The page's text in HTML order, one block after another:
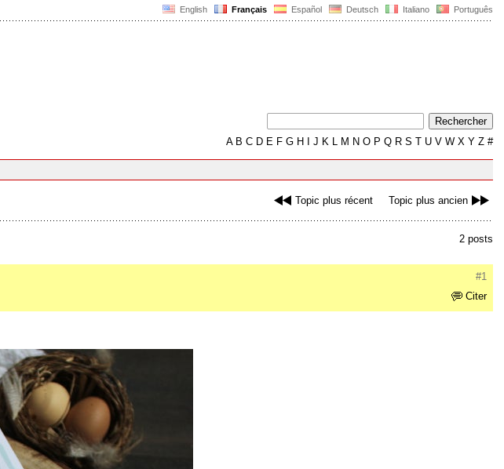
English Français Español Deutsch Italiano Português
AB C D E F G H J K L M N O P Q R S T U V W X Y Z #
Topic plus récent Topic plus ancien
2 posts
#1
Citer